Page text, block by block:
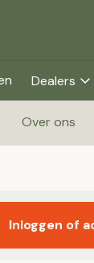
Dealers
Over ons
Inloggen of